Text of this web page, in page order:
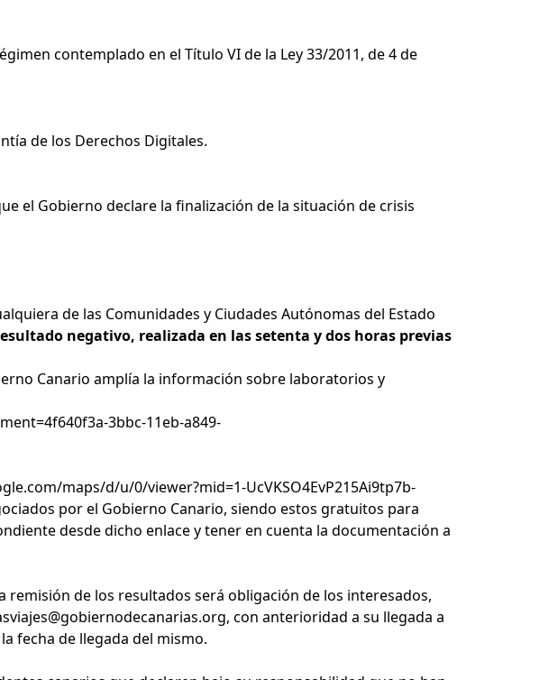
contemplado en el Título VI de la Ley 33/2011, de 4 de
de los Derechos Digitales.
el Gobierno declare la finalización de la situación de crisis
de las Comunidades y Ciudades Autónomas del Estado
negativo, realizada en las setenta y dos horas previas
Canario amplía la información sobre laboratorios y
3bbc-11eb-a849-
maps/d/u/0/viewer?mid=1-UcVKSO4EvP215Ai9tp7b-
por el Gobierno Canario, siendo estos gratuitos para
desde dicho enlace y tener en cuenta la documentación a
de los resultados será obligación de los interesados,
, con anterioridad a su llegada a
fecha de llegada del mismo.